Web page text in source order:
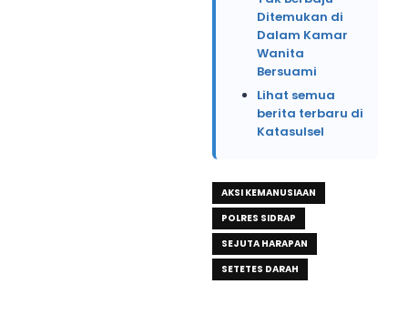
Ditemukan di
Dalam Kamar
Wanita
Bersuami
Lihat semua
berita terbaru di
Katasulsel
AKSI KEMANUSIAAN
POLRES SIDRAP
SEJUTA HARAPAN
SETETES DARAH